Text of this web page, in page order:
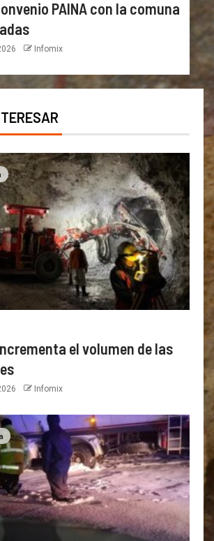
PAINA con la comuna
Infomix
el volumen de las
Infomix